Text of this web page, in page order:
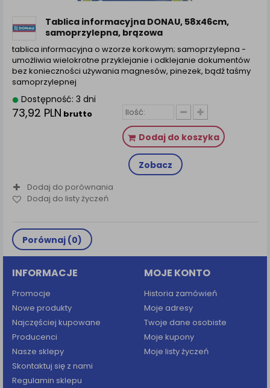
Tablica informacyjna DONAU, 58x46cm,
samoprzylepna, brązowa
tablica informacyjna o wzorze korkowym; samoprzylepna -
umożliwia wielokrotne przyklejanie i odklejanie dokumentów
bez konieczności używania magnesów, pinezek, bądź taśmy
samoprzylepnej
Dostępność: 3 dni
73,92 PLN brutto
Dodaj do koszyka
Zobacz
Dodaj do porównania
Dodaj do listy życzeń
Porównaj (0)
INFORMACJE
Promocje
Nowe produkty
Najczęściej kupowane
Producenci
Nasze sklepy
Skontaktuj się z nami
Regulamin sklepu
MOJE KONTO
Historia zamówień
Moje adresy
Twoje dane osobiste
Moje kupony
Moje listy życzeń
zamówienia na Państwa email lub wyświetlenie
Państwu prawidłowych informacji o promocjach czy
cenach indywidualnych, ważna jest Państwa
wcześniejsza zgoda której udzieliliście podczas
zakładania konta.
Każda Państwa zgoda jest dobrowolna i można ją w
dowolnym momencie wycofać.
Polityka prywatności (rozwiń)
Klauzula Informacyjna (rozwiń)
Lista Zaufanych Partnerów (rozwiń)